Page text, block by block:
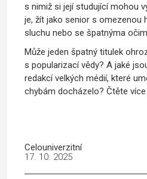
s nimiž si její studující mohou
je, žít jako senior s omezenou
sluchu nebo se špatnýma
Může jeden špatný titulek
s popularizací vědy? A jaké
redakcí velkých médií, které
chybám docházelo? Čtěte více
Celouniverzitní
17. 10. 2025